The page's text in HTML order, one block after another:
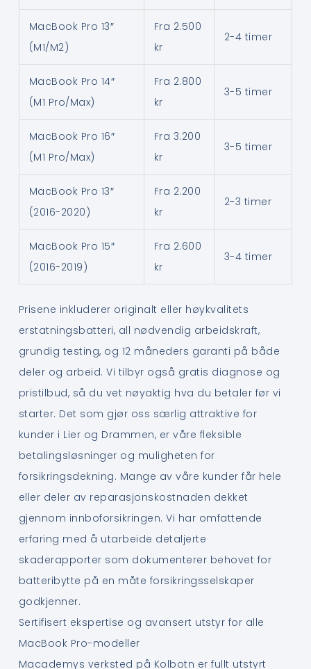
MacBook Pro 13″
(M1/M2)
Fra 2.500
kr
2-4 timer
MacBook Pro 14″
(M1 Pro/Max)
Fra 2.800
kr
3-5 timer
MacBook Pro 16″
(M1 Pro/Max)
Fra 3.200
kr
3-5 timer
MacBook Pro 13″
(2016-2020)
Fra 2.200
kr
2-3 timer
MacBook Pro 15″
(2016-2019)
Fra 2.600
kr
3-4 timer
Prisene inkluderer originalt eller høykvalitets
erstatningsbatteri, all nødvendig arbeidskraft,
grundig testing, og 12 måneders garanti på både
deler og arbeid. Vi tilbyr også gratis diagnose og
pristilbud, så du vet nøyaktig hva du betaler før vi
starter. Det som gjør oss særlig attraktive for
kunder i Lier og Drammen, er våre fleksible
betalingsløsninger og muligheten for
forsikringsdekning. Mange av våre kunder får hele
eller deler av reparasjonskostnaden dekket
gjennom innboforsikringen. Vi har omfattende
erfaring med å utarbeide detaljerte
skaderapporter som dokumenterer behovet for
batteribytte på en måte forsikringsselskaper
godkjenner.
Sertifisert ekspertise og avansert utstyr for alle
MacBook Pro-modeller
Macademys verksted på Kolbotn er fullt utstyrt